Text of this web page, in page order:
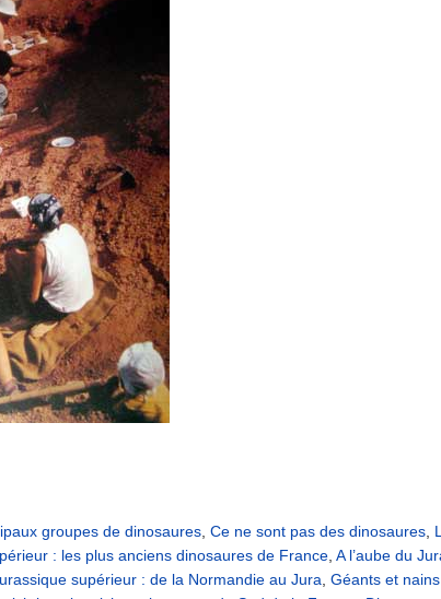
groupes de dinosaures, Ce ne sont pas des dinosaures,
: les plus anciens dinosaures de France, A l’aube du
supérieur : de la Normandie au Jura, Géants et